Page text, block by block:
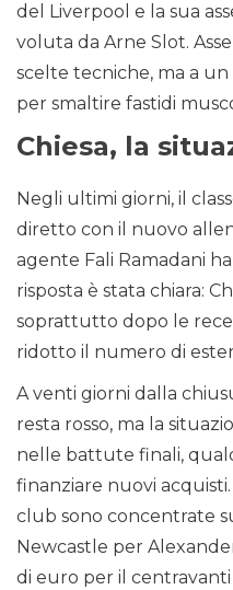
del Liverpool e la sua
voluta da Arne Slot.
scelte tecniche, ma a
per smaltire fastidi
Chiesa, la
Negli ultimi giorni, il
diretto con il nuovo
agente Fali Ramadani
risposta è stata chiara:
soprattutto dopo le
ridotto il numero di
A venti giorni dalla
resta rosso, ma la
nelle battute finali,
finanziare nuovi
club sono concentrate
Newcastle per
di euro per il